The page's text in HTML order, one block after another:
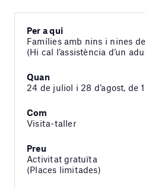
Per a qui
Famílies amb nins i nines
(Hi cal l’assistència d’un
Quan
24 de juliol i 28 d’agost, de
Com
Visita-taller
Preu
Activitat gratuïta
(Places limitades)